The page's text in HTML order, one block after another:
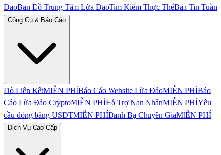
ĐảoBản Đồ Trung Tâm Lừa ĐảoTìm Kiếm Thực ThểBản Tin Tuần
Công Cụ & Báo Cáo
Dò Liên KếtMIỄN PHÍBáo Cáo Website Lừa ĐảoMIỄN PHÍBáo
Cáo Lừa Đảo CryptoMIỄN PHÍHỗ Trợ Nạn NhânMIỄN PHÍYêu
cầu đóng băng USDTMIỄN PHÍDanh Bạ Chuyên GiaMIỄN PHÍ
Dịch Vụ Cao Cấp